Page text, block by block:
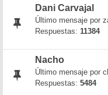
Dani Carvajal
Último mensaje por
Respuestas: 11384
Nacho
Último mensaje por
Respuestas: 5484